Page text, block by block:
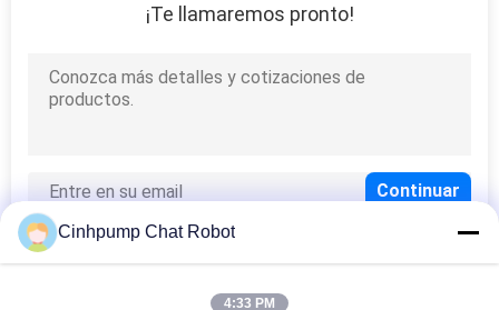
¡Te llamaremos pronto!
Cinhpump Chat Robot
4:33 PM